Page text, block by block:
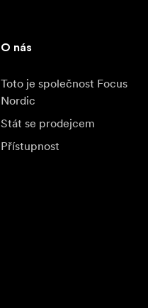
O nás
Toto je společnost Focus
Nordic
Stát se prodejcem
Přístupnost